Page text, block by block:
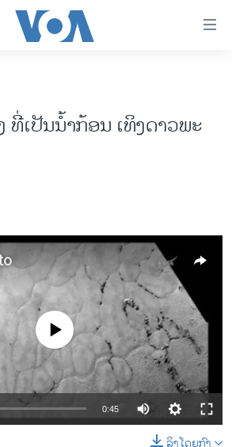
າວ
ທີ່ເປັນນ້ຳກ້ອນ ເທິງດາວພະ
source currently available
0:45
ລິງໂດຍກົງ